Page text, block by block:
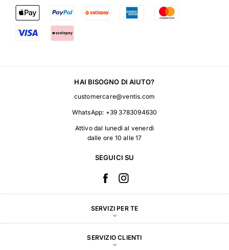
HAI BISOGNO DI AIUTO?
customercare@ventis.com
WhatsApp: +39 3783094630
Attivo dal lunedì al venerdì
dalle ore 10 alle 17
SEGUICI SU
SERVIZI PER TE
SERVIZIO CLIENTI